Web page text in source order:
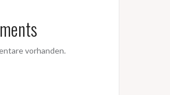
vorhanden.